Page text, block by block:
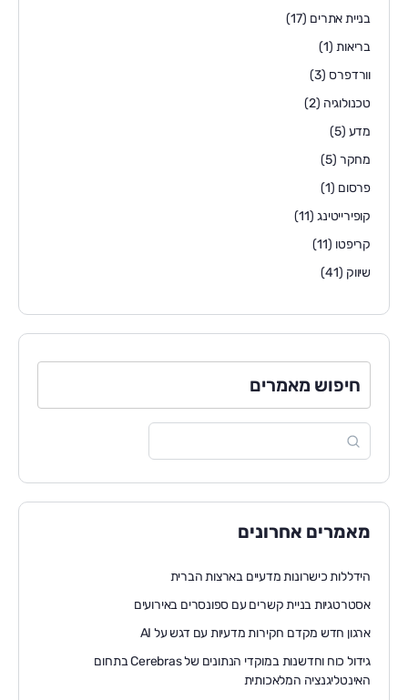
בניית אתרים (17)
בריאות(1)
וורדפרס (3)
טכנולוגיה (2)
מדע (5)
מחקר (5)
פרסום (1)
קופירייטינג(11)
קריפטו (11)
שיווק (41)
חיפוש מאמרים
מאמרים אחרונים
הידללות כישרונות מדעיים בארצות הברית
אסטרטגיות בניית קשרים עם ספונסרים באירועים
ארגון חדש מקדם חקירות מדעיות עם דגש על AI
גידול כוח וחדשנות במוקדי הנתונים של Cerebras בתחום
האינטליגנציה המלאכותית